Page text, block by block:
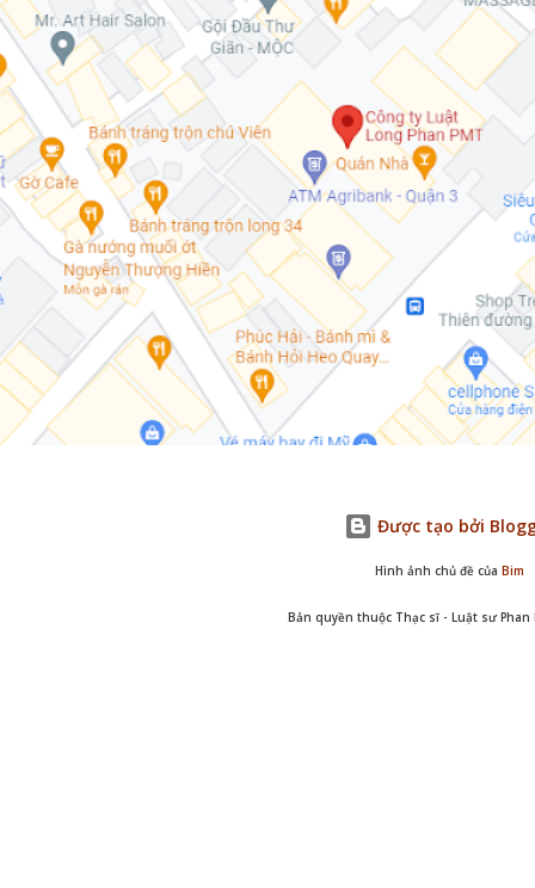
Được tạo bởi
Hình ảnh chủ đề của Bim
Bản quyền thuộc Thạc sĩ - Luật sư Phan